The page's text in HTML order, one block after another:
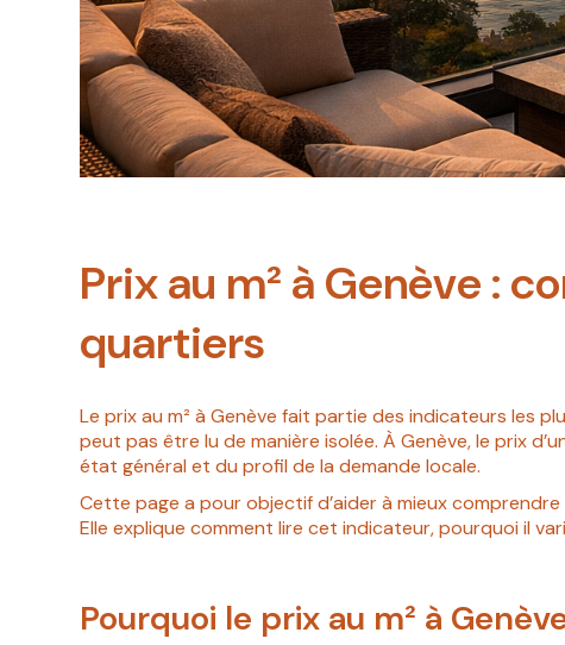
Prix au m² à Genève :
quartiers
Le prix au m² à Genève fait partie des indicateurs les
peut pas être lu de manière isolée. À Genève, le prix
état général et du profil de la demande locale.
Cette page a pour objectif d’aider à mieux
Elle explique comment lire cet indicateur, pourquoi il
Pourquoi le prix au m² à